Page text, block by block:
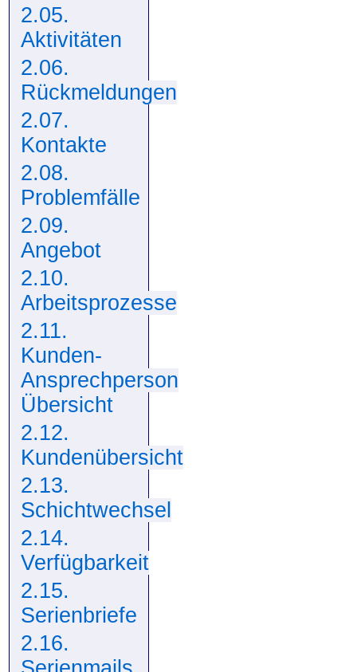
2.05.
Aktivitäten
2.06.
Rückmeldungen
2.07.
Kontakte
2.08.
Problemfälle
2.09.
Angebot
2.10.
Arbeitsprozesse
2.11.
Kunden-
Ansprechperson
Übersicht
2.12.
Kundenübersicht
2.13.
Schichtwechsel
2.14.
Verfügbarkeit
2.15.
Serienbriefe
2.16.